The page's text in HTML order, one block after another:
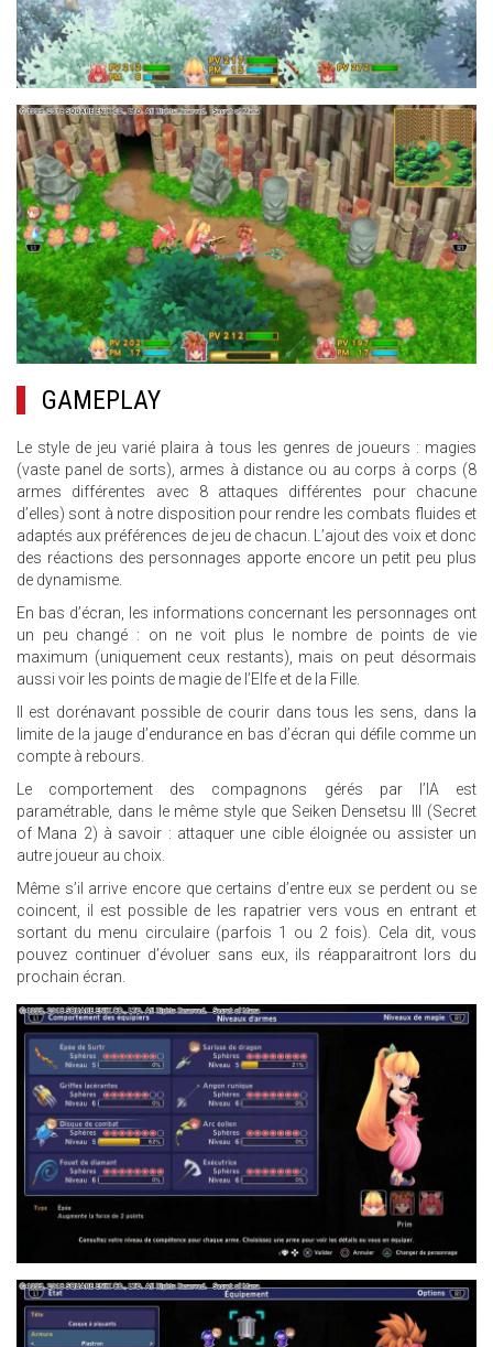
10.JPG
GAMEPLAY
Le style de jeu varié plaira à tous les genres de joueurs : magies
(vaste panel de sorts), armes à distance ou au corps à corps (8
armes différentes avec 8 attaques différentes pour chacune
d’elles) sont à notre disposition pour rendre les combats fluides et
adaptés aux préférences de jeu de chacun. L’ajout des voix et donc
des réactions des personnages apporte encore un petit peu plus
de dynamisme.
En bas d’écran, les informations concernant les personnages ont
un peu changé : on ne voit plus le nombre de points de vie
maximum (uniquement ceux restants), mais on peut désormais
aussi voir les points de magie de l’Elfe et de la Fille.
Il est dorénavant possible de courir dans tous les sens, dans la
limite de la jauge d’endurance en bas d’écran qui défile comme un
compte à rebours.
Le comportement des compagnons gérés par l’IA est
paramétrable, dans le même style que Seiken Densetsu III (Secret
of Mana 2) à savoir : attaquer une cible éloignée ou assister un
autre joueur au choix.
Même s’il arrive encore que certains d’entre eux se perdent ou se
coincent, il est possible de les rapatrier vers vous en entrant et
sortant du menu circulaire (parfois 1 ou 2 fois). Cela dit, vous
pouvez continuer d’évoluer sans eux, ils réapparaitront lors du
prochain écran.
7.JPG
2.JPG